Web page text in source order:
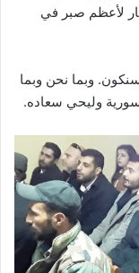
لأعظم صبر في
سنكون. وبما نحن وبما
وليحي سعاده.